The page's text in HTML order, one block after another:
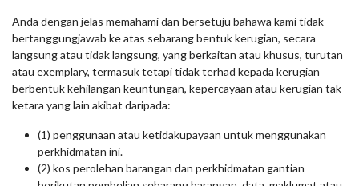
Anda dengan jelas memahami dan bersetuju bahawa kami tidak
bertanggungjawab ke atas sebarang bentuk kerugian, secara
langsung atau tidak langsung, yang berkaitan atau khusus, turutan
atau exemplary, termasuk tetapi tidak terhad kepada kerugian
berbentuk kehilangan keuntungan, kepercayaan atau kerugian tak
ketara yang lain akibat daripada:
(1) penggunaan atau ketidakupayaan untuk menggunakan
perkhidmatan ini.
(2) kos perolehan barangan dan perkhidmatan gantian